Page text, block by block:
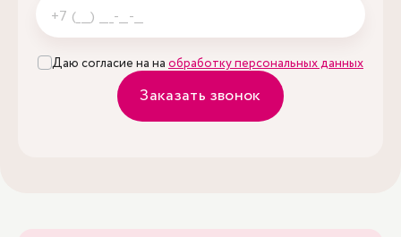
Даю согласие на на обработку персональных данных
Заказать звонок